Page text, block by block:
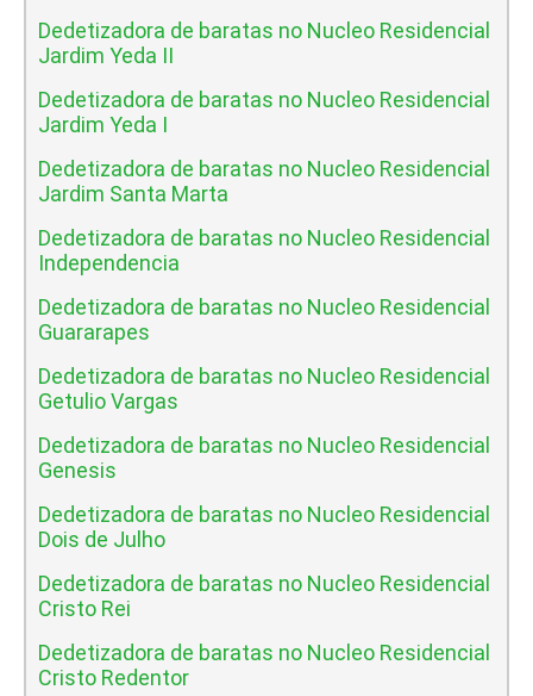
Dedetizadora de baratas no Nucleo Residencial
Jardim Yeda II
Dedetizadora de baratas no Nucleo Residencial
Jardim Yeda I
Dedetizadora de baratas no Nucleo Residencial
Jardim Santa Marta
Dedetizadora de baratas no Nucleo Residencial
Independencia
Dedetizadora de baratas no Nucleo Residencial
Guararapes
Dedetizadora de baratas no Nucleo Residencial
Getulio Vargas
Dedetizadora de baratas no Nucleo Residencial
Genesis
Dedetizadora de baratas no Nucleo Residencial
Dois de Julho
Dedetizadora de baratas no Nucleo Residencial
Cristo Rei
Dedetizadora de baratas no Nucleo Residencial
Cristo Redentor